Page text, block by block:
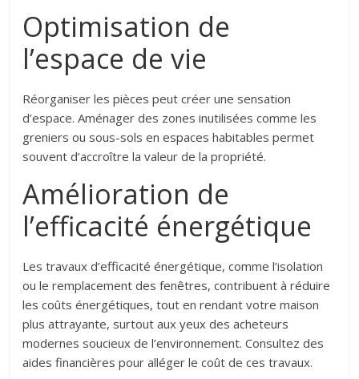
Optimisation de
l’espace de vie
Réorganiser les pièces peut créer une sensation
d’espace. Aménager des zones inutilisées comme les
greniers ou sous-sols en espaces habitables permet
souvent d’accroître la valeur de la propriété.
Amélioration de
l’efficacité énergétique
Les travaux d’efficacité énergétique, comme l’isolation
ou le remplacement des fenêtres, contribuent à réduire
les coûts énergétiques, tout en rendant votre maison
plus attrayante, surtout aux yeux des acheteurs
modernes soucieux de l’environnement. Consultez des
aides financières pour alléger le coût de ces travaux.